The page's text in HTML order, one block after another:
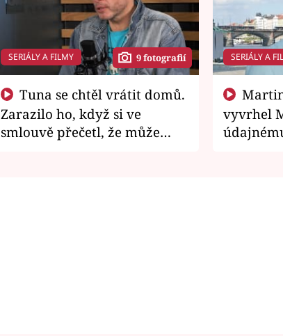
SERIÁLY A FILMY 9 fotografií
Zarazilo ho, když si ve
smlouvě přečetl, že může
SERIÁLY A
vyvrhel